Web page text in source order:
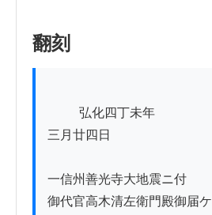
翻刻
三月廿四日
一信州善光寺大地震ニ付
御代官高木清左衛門殿御届ケ